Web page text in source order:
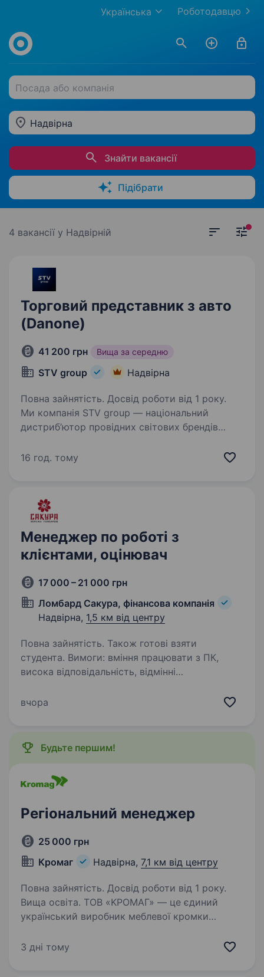
Роботодавцю
Українська
Посада або компанія
Надвірна
Знайти вакансії
Підібрати
4 вакансії у Надвірній
Торговий представник з авто
(Danone)
41 200 грн Вища за середню
STV group Надвірна
Повна зайнятість. Досвід роботи від 1 року.
Ми компанія STV group — національний
дистриб’ютор провідних світових брендів
де працює більше 3000 співробітників.
16 год. тому
Менеджер по роботі з
клієнтами, оцінювач
17 000 – 21 000 грн
Ломбард Сакура, фінансова компанія
Надвірна, 1,5 км від центру
Повна зайнятість. Також готові взяти
студента. Вимоги: вміння працювати з ПК,
висока відповідальність, відмінні
роботи: 2/2 або 3/3 ЗП: ставка+бонус
вчора
Будьте першим!
Регіональний менеджер
25 000 грн
Кромаг
Надвірна, 7,1 км від центру
Повна зайнятість. Досвід роботи від 1 року.
Вища освіта. ТОВ «KРОМАГ» — це єдиний
український виробник меблевої кромки
на посаду:Регіонального менеджераМісце
3 дні тому